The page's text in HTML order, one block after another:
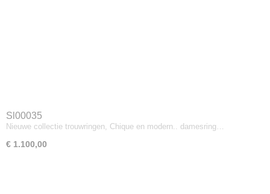
Sl00035
Nieuwe collectie trouwringen, Chique en modern.. damesring…
€ 1.100,00